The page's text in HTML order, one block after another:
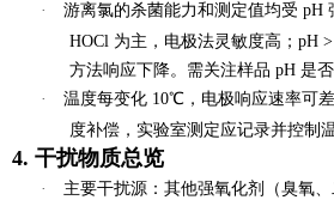
·
游离氯的杀菌能力和测定值均受 pH
HOCl 为主，电极法灵敏度高；pH
方法响应下降。需关注样品 pH 是
·
温度每变化 10℃，电极响应速率可
度补偿，实验室测定应记录并控制温
4. 干扰物质总览
· 主要干扰源 ：其他强氧化剂（臭氧